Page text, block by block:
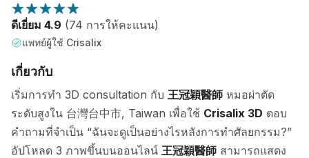
ดีเยี่ยม 4.9 (74 การให้คะแนน)
แพทย์ผู้ใช้ Crisalix
เกี่ยวกับ
เริ่มการทำ 3D consultation กับ 王冠穎醫師 หมอผ่าตัด
ระดับสูงใน 台灣台中市, Taiwan เพื่อใช้ Crisalix 3D ตอบ
คำถามที่จำเป็น “ฉันจะดูเป็นอย่างไรหลังการทำศัลยกรรม?”
อัปโหลด 3 ภาพขึ้นบนออนไลน์ 王冠穎醫師 สามารถแสดง